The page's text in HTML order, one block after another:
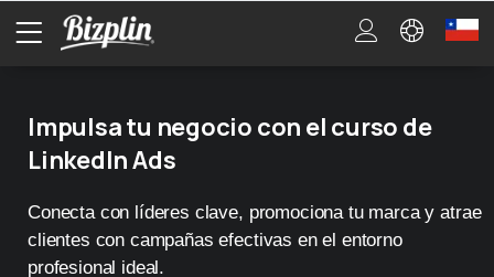
Impulsa tu negocio con el curso de
LinkedIn Ads
Conecta con líderes clave, promociona tu marca y atrae
clientes con campañas efectivas en el entorno
profesional ideal.